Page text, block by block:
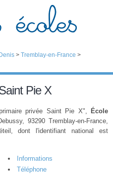
> Tremblay-en-France >
Pie X
privée Saint Pie X",
École
93290 Tremblay-en-France,
dont l'identifiant national est
Informations
Téléphone